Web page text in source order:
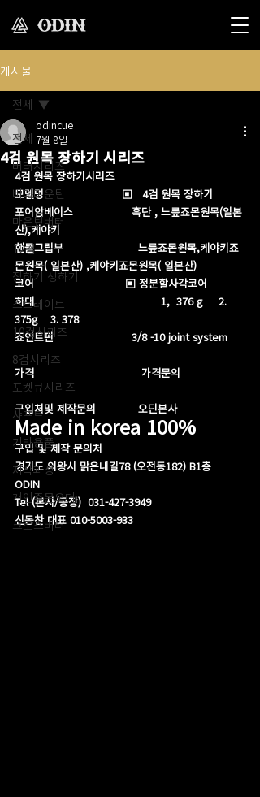
게시물
전체
버터시리즈
버터마운틴
마운틴버터
12검
장하기 생하기
스트레이트
10검시리즈
8검시리즈
포켓큐시리즈
샤프트
기타용품
제작과정
개인주문오더
크로스버터
전체
4검 원목 장하기 시리즈
odincue
7월 8일
4검 원목 장하기시리즈
모델명                        ▣   4검 원목 장하기
포어암베이스                  흑단 , 느릎죠몬원목(일본
산),케야키
핸들그립부                       느릎죠몬원목,케야키죠
몬원목( 일본산) ,케야키죠몬원목( 일본산)
코어                            ▣ 정분할사각코어
하대                                       1,  376 g     2.
375g    3. 378
죠인트핀                        3/8 -10 joint system
가격                                 가격문의
구입처및 제작문의             오딘본사
Made in korea 100%
구입 및 제작 문의처
경기도 의왕시 맑은내길78 (오전동182) B1층
ODIN
Tel (본사/공장)  031-427-3949
신동찬 대표 010-5003-933